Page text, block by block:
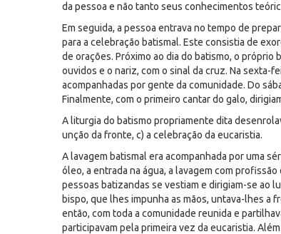
da pessoa e não tanto seus conhecimentos
Em seguida, a pessoa entrava no tempo de
para a celebração batismal. Este consistia de
de orações. Próximo ao dia do batismo, o
ouvidos e o nariz, com o sinal da cruz. Na sexta-
acompanhadas por gente da comunidade. Do
Finalmente, com o primeiro cantar do galo,
A liturgia do batismo propriamente dita
unção da fronte, c) a celebração da eucaristia.
A lavagem batismal era acompanhada por uma
óleo, a entrada na água, a lavagem com
pessoas batizandas se vestiam e dirigiam-se ao
bispo, que lhes impunha as mãos, untava-lhes a
então, com toda a comunidade reunida e
participavam pela primeira vez da eucaristia.